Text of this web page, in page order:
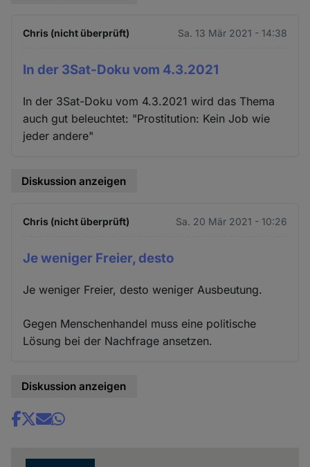
Chris (nicht überprüft) Sa. 13 Mär 2021 - 14:38
In der 3Sat-Doku vom 4.3.2021
In der 3Sat-Doku vom 4.3.2021 wird das Thema
auch gut beleuchtet: "Prostitution: Kein Job wie
jeder andere"
Diskussion anzeigen
Chris (nicht überprüft) Sa. 20 Mär 2021 - 10:26
Je weniger Freier, desto
Je weniger Freier, desto weniger Ausbeutung.
Gegen Menschenhandel muss eine politische
Lösung bei der Nachfrage ansetzen.
Diskussion anzeigen
Share